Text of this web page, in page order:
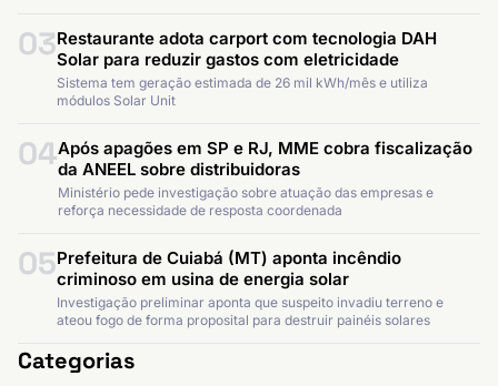
03Restaurante adota carport com tecnologia DAH
Solar para reduzir gastos com eletricidade
Sistema tem geração estimada de 26 mil kWh/mês e utiliza
módulos Solar Unit
04Após apagões em SP e RJ, MME cobra fiscalização
da ANEEL sobre distribuidoras
Ministério pede investigação sobre atuação das empresas e
reforça necessidade de resposta coordenada
05Prefeitura de Cuiabá (MT) aponta incêndio
criminoso em usina de energia solar
Investigação preliminar aponta que suspeito invadiu terreno e
ateou fogo de forma proposital para destruir painéis solares
Categorias